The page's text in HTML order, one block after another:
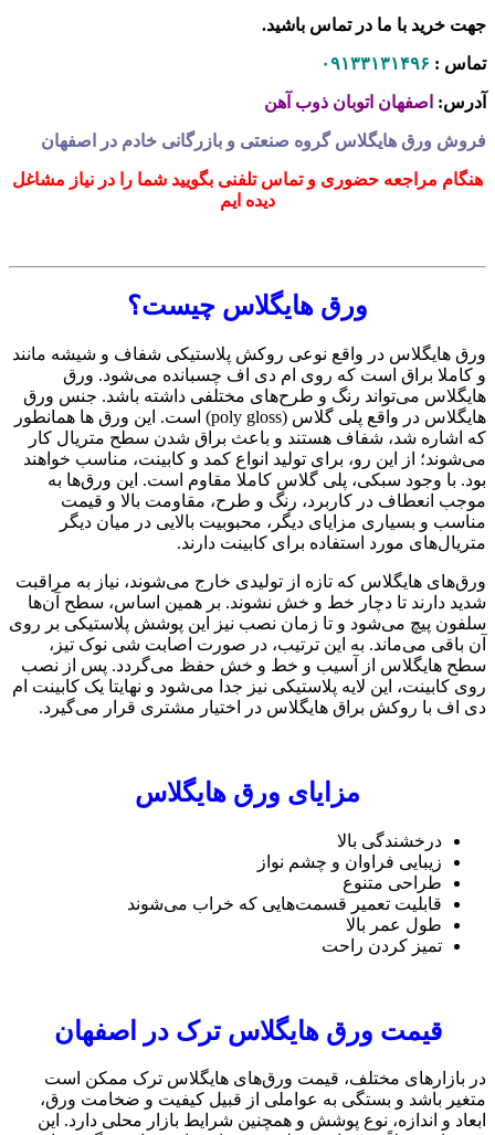
جهت خرید با ما در تماس باشید.
تماس : ۰۹۱۳۳۱۳۱۴۹۶
آدرس: اصفهان اتوبان ذوب آهن
فروش ورق هایگلاس گروه صنعتی و بازرگانی خادم در اصفهان
هنگام مراجعه حضوری و تماس تلفنی بگویید شما را در نیاز مشاغل
دیده ایم
ورق هایگلاس چیست؟
ورق هایگلاس در واقع نوعی روکش پلاستیکی شفاف و شیشه مانند
و کاملا براق است که روی ام دی اف چسبانده می‌شود. ورق
‏هایگلاس می‌تواند رنگ و طرح‌های مختلفی داشته باشد. جنس ورق
هایگلاس در واقع پلی گلاس (‏poly gloss‏) است. این ورق ‏ها همانطور
که اشاره شد، شفاف هستند و باعث براق شدن سطح متریال کار
می‌شوند؛ از این رو، برای تولید انواع کمد و کابینت، ‏مناسب خواهند
بود. با وجود سبکی، پلی گلاس کاملا مقاوم است. این ورق‌ها به
موجب انعطاف در کاربرد، رنگ و طرح، ‏مقاومت بالا و قیمت
مناسب و بسیاری مزایای دیگر، محبوبیت بالایی در میان دیگر
متریال‌های مورد استفاده برای کابینت دارند.‏
ورق‌های هایگلاس که تازه از تولیدی خارج می‌شوند، نیاز به مراقبت
شدید دارند تا دچار خط و خش نشوند. بر همین اساس، سطح آن‌ها
سلفون پیچ می‌شود و تا زمان نصب نیز این پوشش پلاستیکی بر روی
آن باقی می‌ماند. به این ترتیب، در صورت اصابت شی نوک تیز،
سطح هایگلاس از آسیب و خط و خش حفظ می‌گردد. پس از نصب
روی کابینت، این لایه پلاستیکی نیز جدا می‌شود و نهایتا یک ‏کابینت ام
دی اف با روکش براق هایگلاس در اختیار مشتری قرار می‌گیرد.‏
مزایای ورق هایگلاس
درخشندگی بالا
زیبایی فراوان و چشم نواز
طراحی متنوع
قابلیت تعمیر قسمت‌هایی که خراب می‌شوند
طول عمر بالا
تمیز کردن راحت
قیمت ورق هایگلاس ترک در اصفهان
در بازارهای مختلف، قیمت ورق‌های هایگلاس ترک ممکن است
متغیر باشد و بستگی به عواملی از قبیل کیفیت و ضخامت ورق،
ابعاد و اندازه، نوع پوشش و همچنین شرایط بازار محلی دارد. این